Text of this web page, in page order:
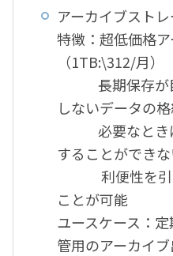
アーカイブスト
特徴：超低価格
（1TB:\312/月）
長期保存が目
しないデータの
必要なときに
することができ
利便性を引き
ことが可能
ユースケース：
管用のアーカイ